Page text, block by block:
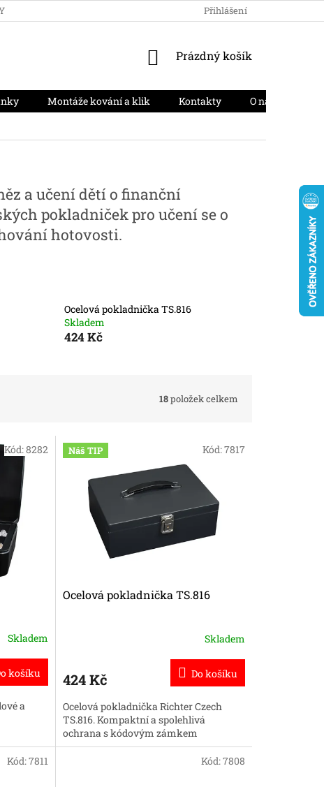
PODMÍNKY OCHRANY OSOBNÍCH
Přihlášení
NÁKUPNÍ
Prázdný košík
Montáže kování a klik Kontakty O nás
a učení dětí o finanční
pokladniček pro učení se o
hotovosti.
Ocelová pokladnička TS.816
Skladem
424 Kč
18položek celkem
Skladem
košíku
a
Kód:8282 Náš TIP
Ocelová pokladnička TS.816
Skladem
424 Kč Do košíku
Ocelová pokladnička Richter Czech
TS.816. Kompaktní a spolehlivá
ochrana s kódovým zámkem
Kód:7817
Kód:7811 Kód:7808